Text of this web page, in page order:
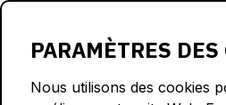
PARAMÈTRES
Nous utilisons des cookies